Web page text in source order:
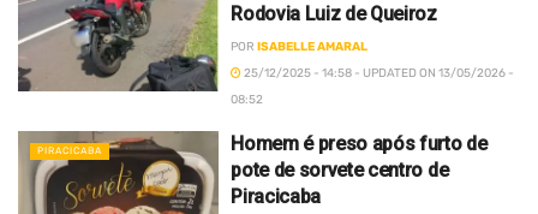
Rodovia Luiz de Queiroz
POR ISABELLE AMARAL
25/12/2025 - 14:58 - UPDATED ON 13/05/2026 -
08:52
PIRACICABA
Homem é preso após furto de
pote de sorvete centro de
Piracicaba